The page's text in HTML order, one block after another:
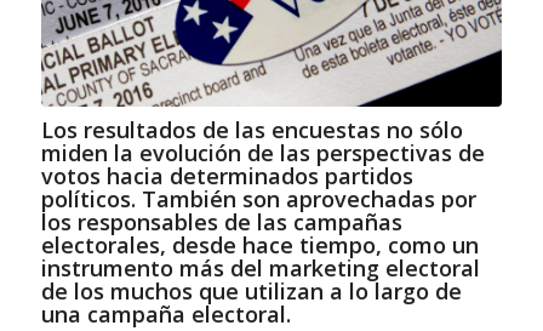
Los resultados de las encuestas no sólo
miden la evolución de las perspectivas de
votos hacia determinados partidos
políticos. También son aprovechadas por
los responsables de las campañas
electorales, desde hace tiempo, como un
instrumento más del marketing electoral
de los muchos que utilizan a lo largo de
una campaña electoral.